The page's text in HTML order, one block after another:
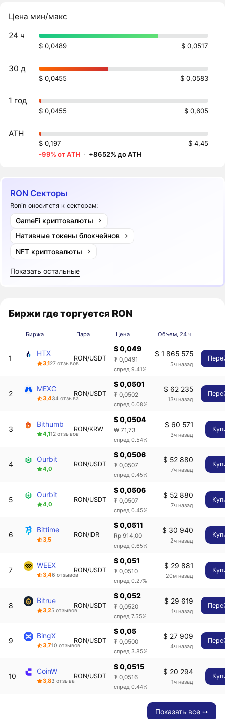
Цена мин/макс
24 ч
$ 0,0489 $ 0,0517
30 д
$ 0,0455 $ 0,0583
1 год
$ 0,0455 $ 0,605
ATH
$ 0,197
$ 4,45
-99% от ATH · +8652% до ATH
RON Секторы
Ronin оноситстя к секторам:
GameFi криптовалюты
Нативные токены блокчейнов
NFT криптовалюты
Показать остальные
Биржи где торгуется RON
Биржа Пара Цена Объем, 24 ч
1
HTX
3,127 отзывов
RON/USDT
$ 0,049
₮ 0,0491
спред 9.41%
$ 1 865 575
5ч назад
2
MEXC
3,434 отзыва
RON/USDT
$ 0,0501
₮ 0,0502
спред 0.08%
$ 62 235
13ч назад
3
Bithumb
4,112 отзывов
RON/KRW
$ 0,0504
₩ 71,73
спред 0.54%
$ 60 571
3ч назад
4
Ourbit
4,0
RON/USDT
$ 0,0506
₮ 0,0507
спред 0.45%
$ 52 880
7ч назад
5
Ourbit
4,0
RON/USDT
$ 0,0506
₮ 0,0507
спред 0.45%
$ 52 880
7ч назад
6
Bittime
3,5
RON/IDR
$ 0,0511
Rp 914,00
спред 0.65%
$ 30 940
2ч назад
7
WEEX
3,46 отзывов
RON/USDT
$ 0,051
₮ 0,0510
спред 0.27%
$ 29 881
20м назад
8
Bitrue
3,25 отзывов
RON/USDT
$ 0,052
₮ 0,0520
спред 7.55%
$ 29 619
1ч назад
9
BingX
3,710 отзывов
RON/USDT
$ 0,05
₮ 0,0500
спред 3.85%
$ 27 909
4ч назад
10
CoinW
3,83 отзыва
RON/USDT
$ 0,0515
₮ 0,0516
спред 0.44%
$ 20 294
1ч назад
Показать все ➙